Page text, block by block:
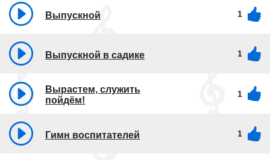
Выпускной 1
Выпускной в садике 1
Вырастем, служить
пойдём!
1
Гимн воспитателей 1